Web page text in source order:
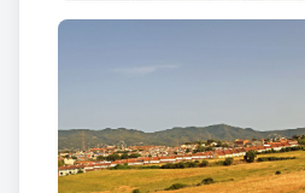
manera diferent de mirar.